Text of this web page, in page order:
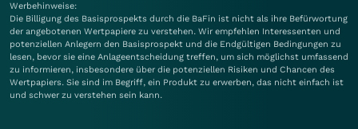
Werbehinweise:
Die Billigung des Basisprospekts durch die BaFin ist nicht als ihre Befürwortung
der angebotenen Wertpapiere zu verstehen. Wir empfehlen Interessenten und
potenziellen Anlegern den Basisprospekt und die Endgültigen Bedingungen zu
lesen, bevor sie eine Anlageentscheidung treffen, um sich möglichst umfassend
zu informieren, insbesondere über die potenziellen Risiken und Chancen des
Wertpapiers. Sie sind im Begriff, ein Produkt zu erwerben, das nicht einfach ist
und schwer zu verstehen sein kann.